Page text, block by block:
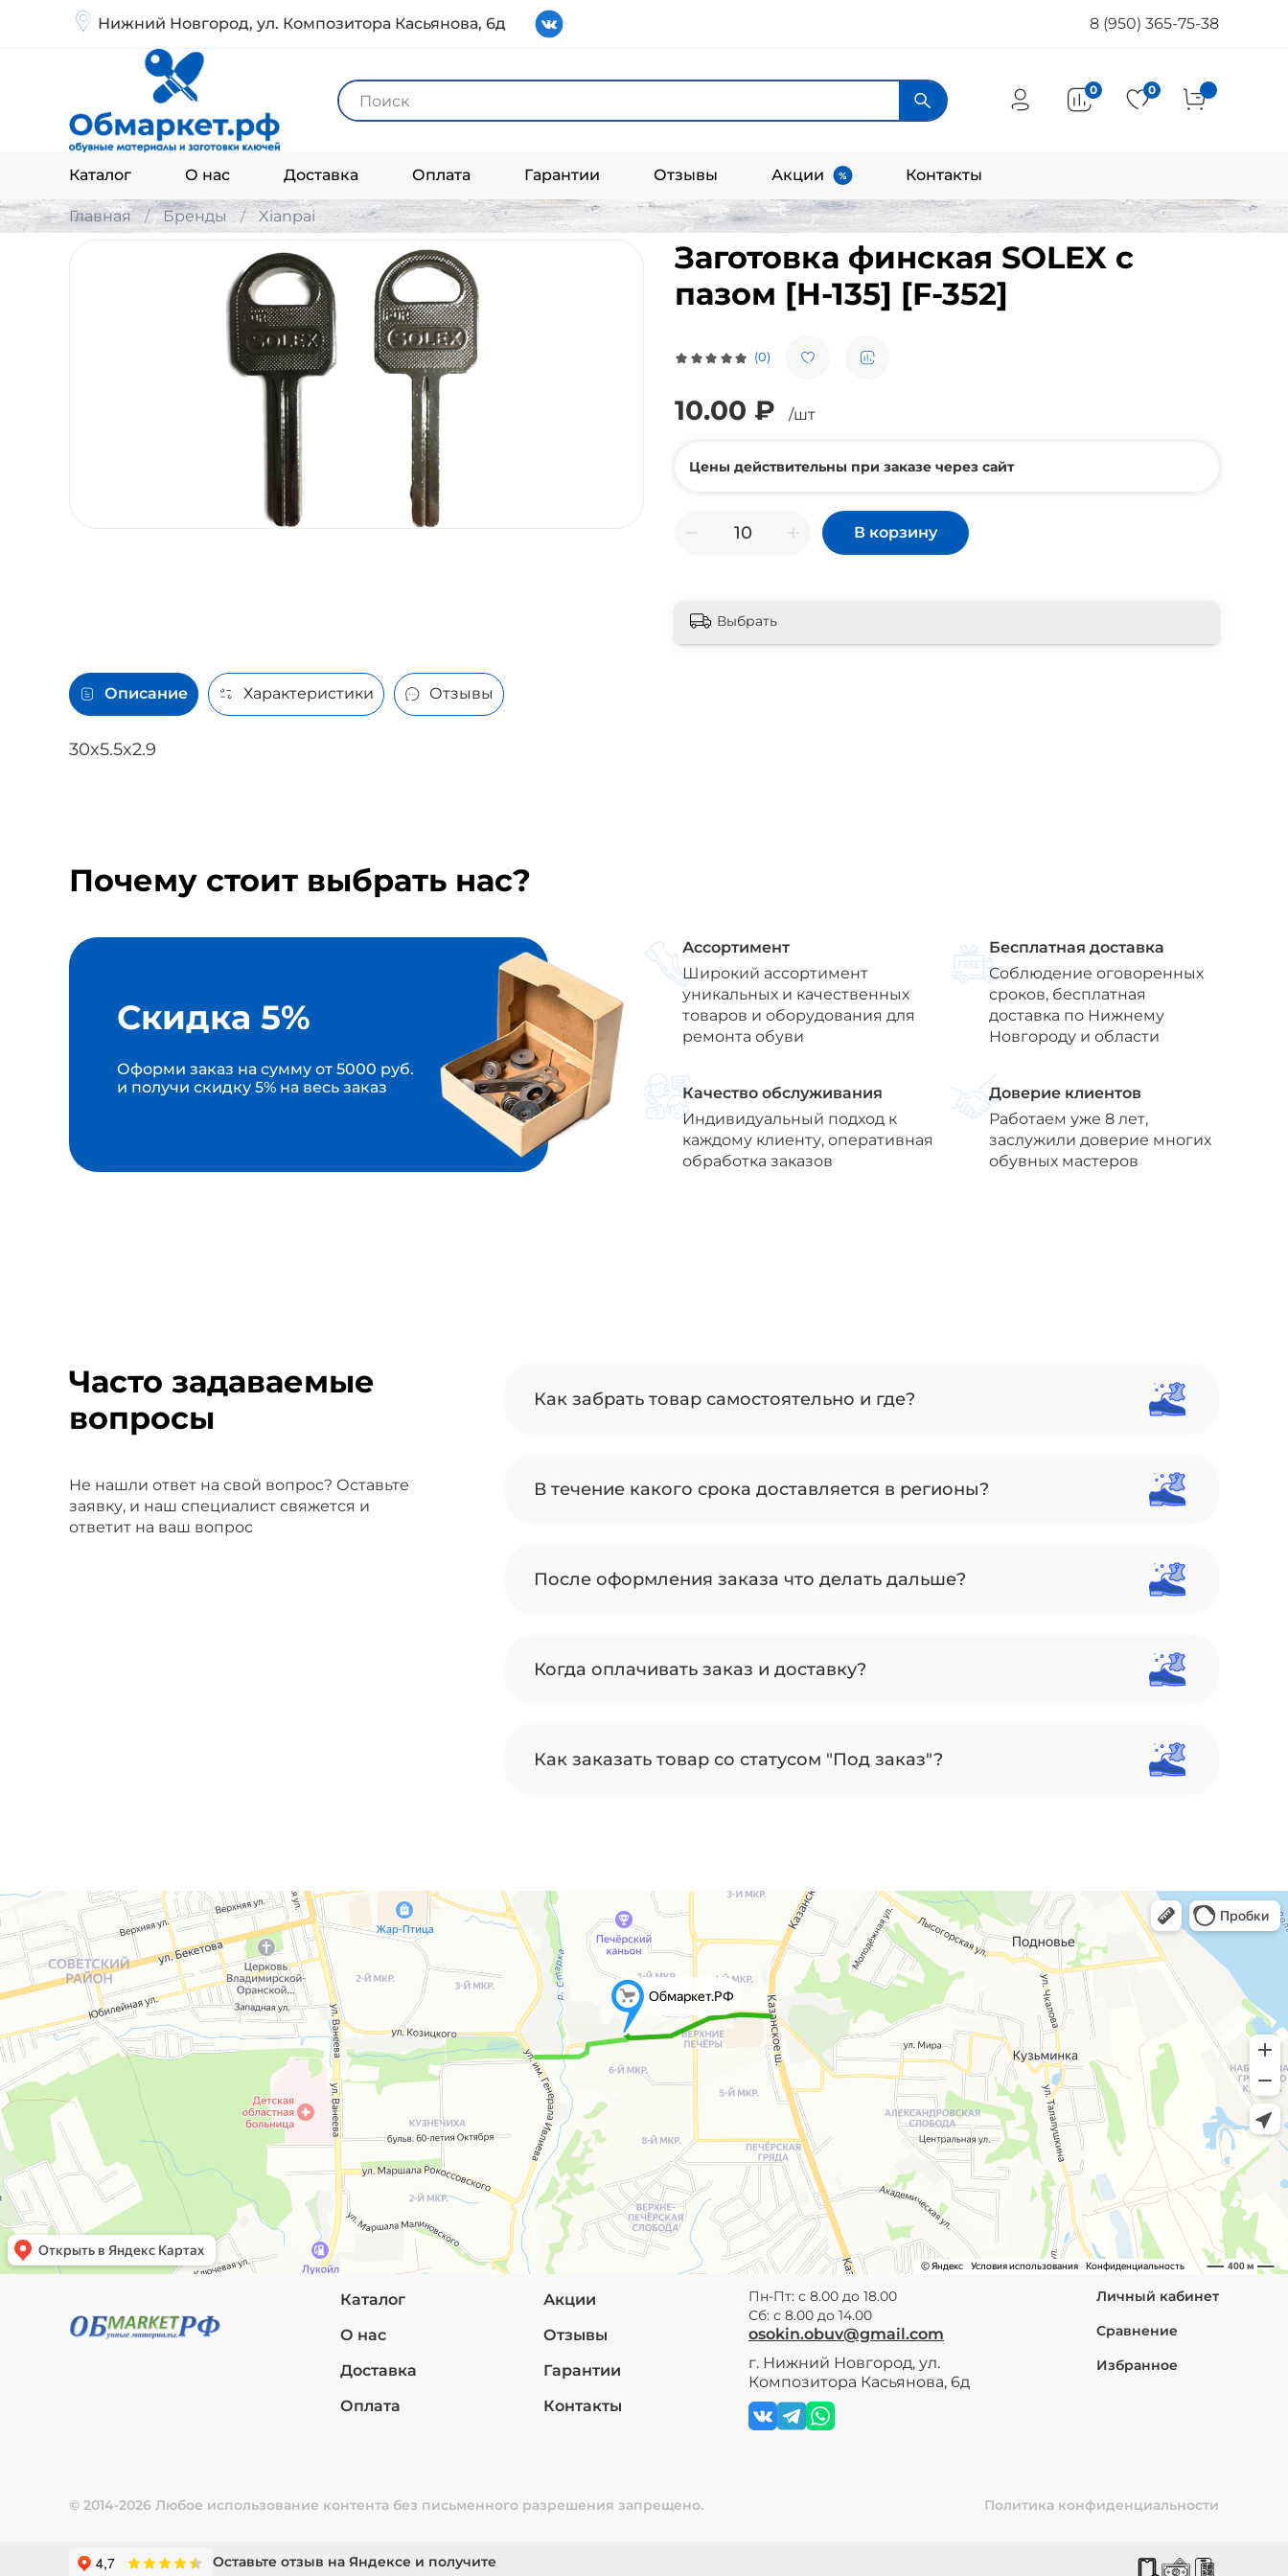
Нижний Новгород, ул. Композитора Касьянова, 6д 8 (950) 365-75-38
Каталог О нас Доставка Оплата Гарантии Отзывы Акции Контакты
0 0
Главная Бренды Xianpai
(0)
Заготовка финская SOLEX с
пазом [H-135] [F-352]
10.00 ₽ /шт
Цены действительны при заказе через сайт
В корзину
Выбрать
Описание Характеристики Отзывы
30x5.5x2.9
Почему стоит выбрать нас?
Скидка 5%
Оформи заказ на сумму от 5000 руб.
и получи скидку 5% на весь заказ
Ассортимент
Широкий ассортимент
уникальных и качественных
товаров и оборудования для
ремонта обуви
Бесплатная доставка
Соблюдение оговоренных
сроков, бесплатная
доставка по Нижнему
Новгороду и области
Качество обслуживания
Индивидуальный подход к
каждому клиенту, оперативная
обработка заказов
Доверие клиентов
Работаем уже 8 лет,
заслужили доверие многих
обувных мастеров
Часто задаваемые
вопросы
Не нашли ответ на свой вопрос? Оставьте
заявку, и наш специалист свяжется и
ответит на ваш вопрос
Как забрать товар самостоятельно и где?
В течение какого срока доставляется в регионы?
После оформления заказа что делать дальше?
Когда оплачивать заказ и доставку?
Как заказать товар со статусом "Под заказ"?
Каталог
О нас
Доставка
Оплата
Акции
Отзывы
Гарантии
Контакты
Пн-Пт: с 8.00 до 18.00
Сб: с 8.00 до 14.00
osokin.obuv@gmail.com
г. Нижний Новгород, ул.
Композитора Касьянова, 6д
Личный кабинет
Сравнение
Избранное
© 2014-2026 Любое использование контента без письменного разрешения запрещено. Политика конфиденциальности
Оставьте отзыв на Яндексе и получите